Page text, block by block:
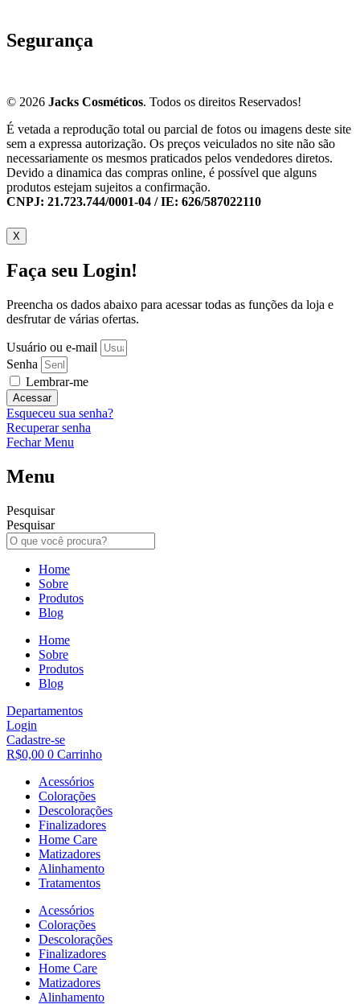
Segurança
© 2026 Jacks Cosméticos. Todos os direitos Reservados!
É vetada a reprodução total ou parcial de fotos ou imagens deste site
sem a expressa autorização. Os preços veiculados no site não são
necessariamente os mesmos praticados pelos vendedores diretos.
Devido a dinamica das compras online, é possível que alguns
produtos estejam sujeitos a confirmação.
CNPJ: 21.723.744/0001-04 / IE: 626/587022110
X
Faça seu Login!
Preencha os dados abaixo para acessar todas as funções da loja e
desfrutar de várias ofertas.
Usuário ou e-mail
Senha
Lembrar-me
Acessar
Esqueceu sua senha?
Recuperar senha
Fechar Menu
Menu
Pesquisar
Pesquisar
Home
Sobre
Produtos
Blog
Home
Sobre
Produtos
Blog
Departamentos
Login
Cadastre-se
R$0,00 0 Carrinho
Acessórios
Colorações
Descolorações
Finalizadores
Home Care
Matizadores
Alinhamento
Tratamentos
Acessórios
Colorações
Descolorações
Finalizadores
Home Care
Matizadores
Alinhamento